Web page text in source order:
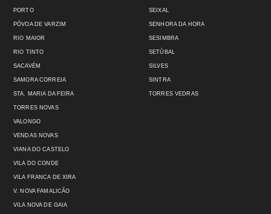
PORTO
PÓVOA DE VARZIM
RIO MAIOR
RIO TINTO
SACAVÉM
SAMORA CORREIA
STA. MARIA DA FEIRA
SEIXAL
SENHORA DA HORA
SESIMBRA
SETÚBAL
SILVES
SINTRA
TORRES VEDRAS
TORRES NOVAS
VALONGO
VENDAS NOVAS
VIANA DO CASTELO
VILA DO CONDE
VILA FRANCA DE XIRA
V. NOVA FAMALICÃO
VILA NOVA DE GAIA